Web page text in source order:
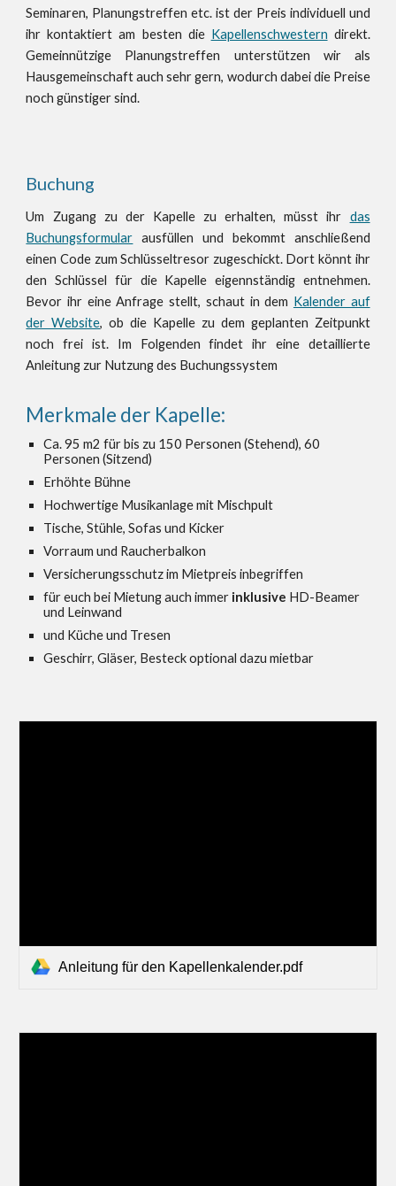
Seminaren, Planungstreffen etc. ist der Preis individuell und
ihr kontaktiert am besten die Kapellenschwestern direkt.
Gemeinnützige Planungstreffen unterstützen wir als
Hausgemeinschaft auch sehr gern, wodurch dabei die Preise
noch günstiger sind.
Buchung
Um Zugang zu der Kapelle zu erhalten, müsst ihr das
Buchungsformular ausfüllen und bekommt anschließend
einen Code zum Schlüsseltresor zugeschickt. Dort könnt ihr
den Schlüssel für die Kapelle eigennständig entnehmen.
Bevor ihr eine Anfrage stellt, schaut in dem Kalender auf
der Website, ob die Kapelle zu dem geplanten Zeitpunkt
noch frei ist. Im Folgenden findet ihr eine detaillierte
Anleitung zur Nutzung des Buchungssystem
Merkmale der Kapelle:
Ca. 95 m2 für bis zu 150 Personen (Stehend), 60
Personen (Sitzend)
Erhöhte Bühne
Hochwertige Musikanlage mit Mischpult
Tische, Stühle, Sofas und Kicker
Vorraum und Raucherbalkon
Versicherungsschutz im Mietpreis inbegriffen
für euch bei Mietung auch immer inklusive HD-Beamer
und Leinwand
und Küche und Tresen
Geschirr, Gläser, Besteck optional dazu mietbar
Anleitung für den Kapellenkalender.pdf